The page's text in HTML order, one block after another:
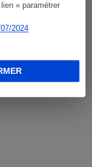
« paramétrer
2024
(vidéo)